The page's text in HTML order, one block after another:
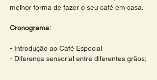
melhor forma de fazer o seu café em casa.
Cronograma:
- Introdução ao Café Especial
- Diferença sensorial entre diferentes grãos;